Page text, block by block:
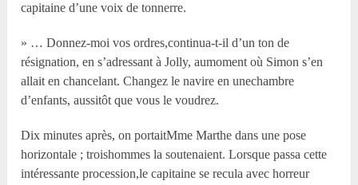
capitaine d’une voix de tonnerre.
» … Donnez-moi vos ordres,continua-t-il d’un ton de
résignation, en s’adressant à Jolly, aumoment où Simon s’en
allait en chancelant. Changez le navire en unechambre
d’enfants, aussitôt que vous le voudrez.
Dix minutes après, on portaitMme Marthe dans une pose
horizontale ; troishommes la soutenaient. Lorsque passa cette
intéressante procession,le capitaine se recula avec horreur